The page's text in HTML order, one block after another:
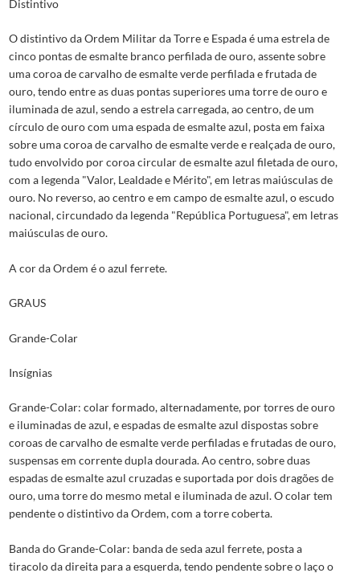
Distintivo
O distintivo da Ordem Militar da Torre e Espada é uma estrela de
cinco pontas de esmalte branco perfilada de ouro, assente sobre
uma coroa de carvalho de esmalte verde perfilada e frutada de
ouro, tendo entre as duas pontas superiores uma torre de ouro e
iluminada de azul, sendo a estrela carregada, ao centro, de um
círculo de ouro com uma espada de esmalte azul, posta em faixa
sobre uma coroa de carvalho de esmalte verde e realçada de ouro,
tudo envolvido por coroa circular de esmalte azul filetada de ouro,
com a legenda "Valor, Lealdade e Mérito", em letras maiúsculas de
ouro. No reverso, ao centro e em campo de esmalte azul, o escudo
nacional, circundado da legenda "República Portuguesa", em letras
maiúsculas de ouro.
A cor da Ordem é o azul ferrete.
GRAUS
Grande-Colar
Insígnias
Grande-Colar: colar formado, alternadamente, por torres de ouro
e iluminadas de azul, e espadas de esmalte azul dispostas sobre
coroas de carvalho de esmalte verde perfiladas e frutadas de ouro,
suspensas em corrente dupla dourada. Ao centro, sobre duas
espadas de esmalte azul cruzadas e suportada por dois dragões de
ouro, uma torre do mesmo metal e iluminada de azul. O colar tem
pendente o distintivo da Ordem, com a torre coberta.
Banda do Grande-Colar: banda de seda azul ferrete, posta a
tiracolo da direita para a esquerda, tendo pendente sobre o laço o